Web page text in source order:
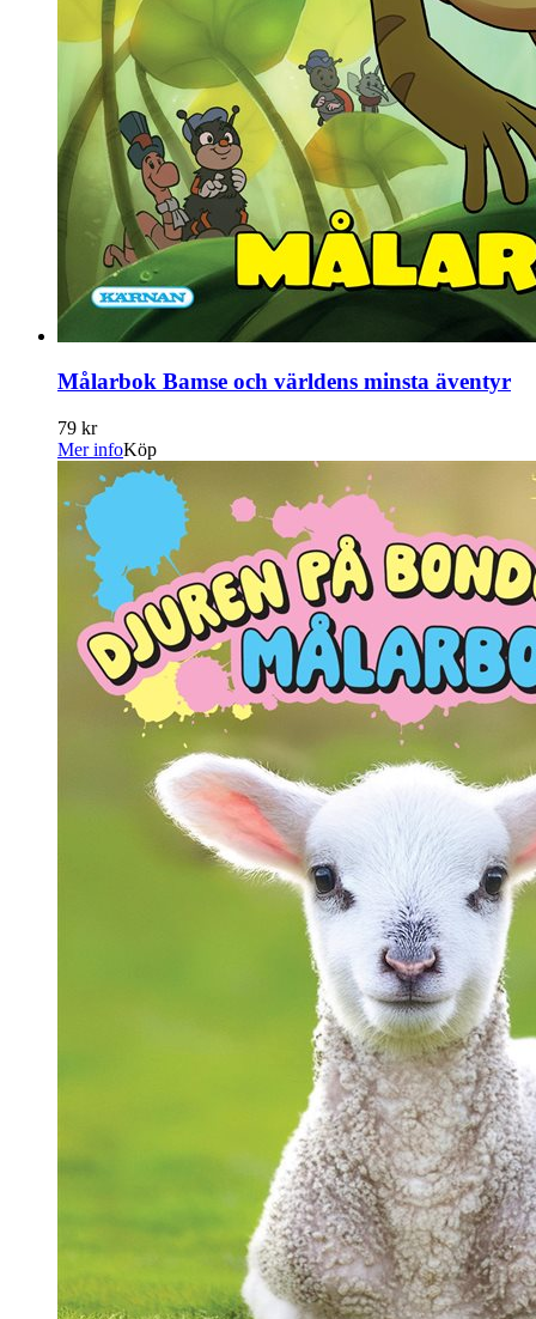
Målarbok Bamse och världens minsta äventyr
79 kr
Mer infoKöp